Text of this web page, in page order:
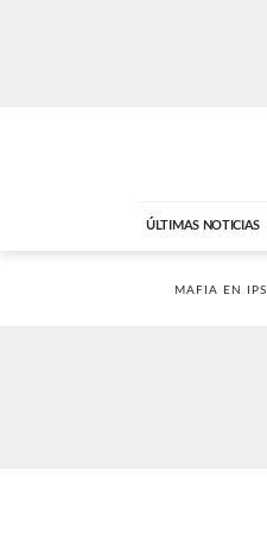
ÚLTIMAS NOTICIAS
MAFIA EN IPS